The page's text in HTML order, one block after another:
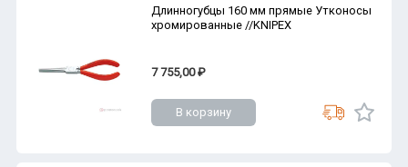
Длинногубцы 160 мм прямые Утконосы
хромированные //KNIPEX
7 755,00 ₽
В корзину